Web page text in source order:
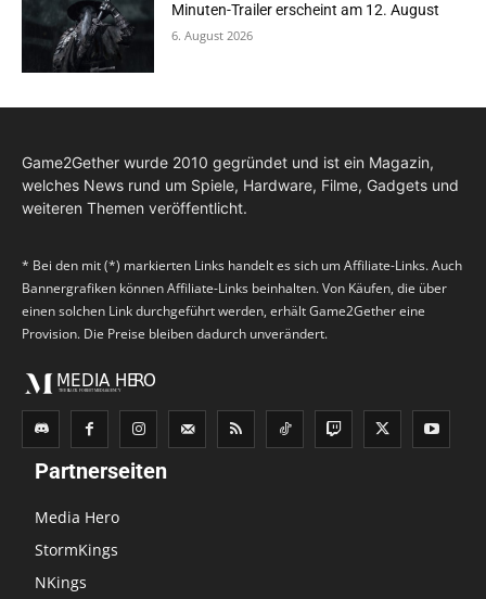
Minuten-Trailer erscheint am 12. August
6. August 2026
Game2Gether wurde 2010 gegründet und ist ein Magazin,
welches News rund um Spiele, Hardware, Filme, Gadgets und
weiteren Themen veröffentlicht.
* Bei den mit (*) markierten Links handelt es sich um Affiliate-Links. Auch
Bannergrafiken können Affiliate-Links beinhalten. Von Käufen, die über
einen solchen Link durchgeführt werden, erhält Game2Gether eine
Provision. Die Preise bleiben dadurch unverändert.
Partnerseiten
Media Hero
StormKings
NKings